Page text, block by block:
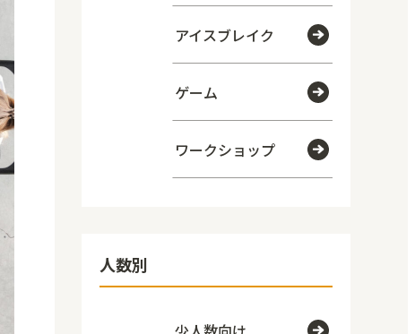
アイスブレイク
ゲーム
ワークショップ
人数別